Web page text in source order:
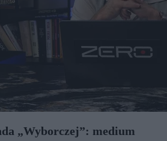
„Wyborczej”: medium